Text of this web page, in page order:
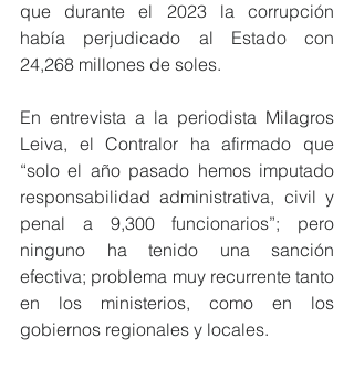
que durante el 2023 la corrupción
había perjudicado al Estado con
24,268 millones de soles.
En entrevista a la periodista Milagros
Leiva, el Contralor ha afirmado que
“solo el año pasado hemos imputado
responsabilidad administrativa, civil y
penal a 9,300 funcionarios”; pero
ninguno ha tenido una sanción
efectiva; problema muy recurrente tanto
en los ministerios, como en los
gobiernos regionales y locales.